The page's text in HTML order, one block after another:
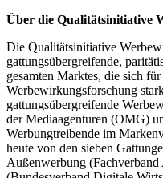
Über die Qualitätsinitiative
Die Qualitätsinitiative
gattungsübergreifende,
gesamten Marktes, die sich
Werbewirkungsforschung
gattungsübergreifende
der Mediaagenturen (OMG)
Werbungtreibende im
heute von den sieben
Außenwerbung